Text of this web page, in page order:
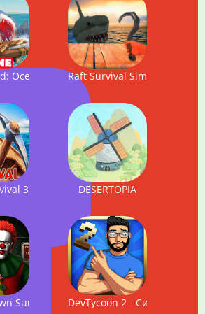
Ocean SurvivalRaft Survival Simulator
3D - 2 DESERTOPIA
Survival DevTycoon 2 - Симулятор